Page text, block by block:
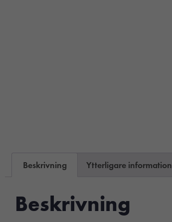
Beskrivning Ytterligare information
Beskrivning